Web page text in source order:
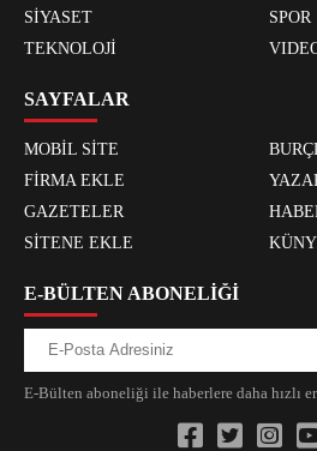
SİYASET
SPOR
TEKNOLOJİ
SAYFALAR
MOBİL SİTE
FİRMA EKLE
GAZETELER
SİTENE EKLE
E-BÜLTEN ABONELİĞİ
E-Bülten aboneliği ile haberlere daha hızlı